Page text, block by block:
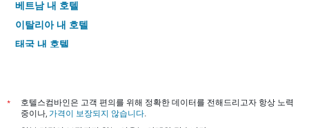
베트남 내 호텔
이탈리아 내 호텔
태국 내 호텔
*
호텔스컴바인은 고객 편의를 위해 정확한 데이터를 전해드리고자 항상 노력
중이나, 가격이 보장되지 않습니다.